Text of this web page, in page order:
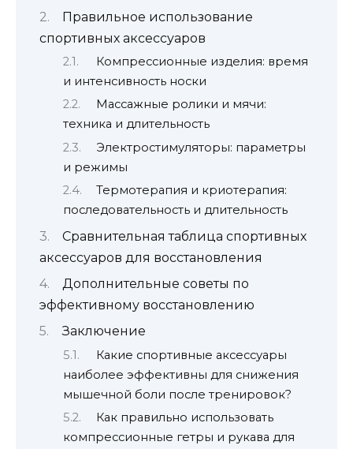
Правильное использование
спортивных аксессуаров
Компрессионные изделия: время
и интенсивность носки
Массажные ролики и мячи:
техника и длительность
Электростимуляторы: параметры
и режимы
Термотерапия и криотерапия:
последовательность и длительность
Сравнительная таблица спортивных
аксессуаров для восстановления
Дополнительные советы по
эффективному восстановлению
Заключение
Какие спортивные аксессуары
наиболее эффективны для снижения
мышечной боли после тренировок?
Как правильно использовать
компрессионные гетры и рукава для